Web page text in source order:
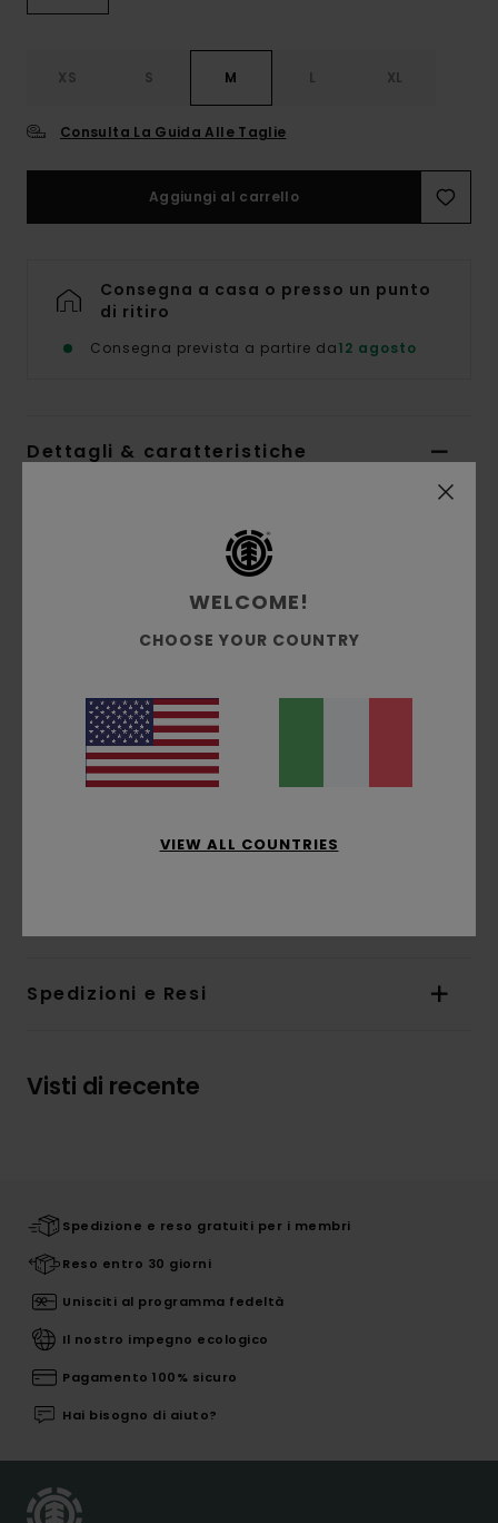
XS S M L XL
Consulta La Guida Alle Taglie
Aggiungi al carrello
Consegna a casa o presso un punto
di ritiro
Consegna prevista a partire da12 agosto
Dettagli & caratteristiche
Codice colore
vestibilità:vestibilità regular
Collo:Girocollo
Marcatura:stampa a base d'acqua davanti e
seconda della posizione della stampa
Spedizioni e Resi
Visti di recente
Spedizione e reso gratuiti per i membri
Reso entro 30 giorni
Unisciti al programma fedeltà
Il nostro impegno ecologico
Pagamento 100% sicuro
Hai bisogno di aiuto?
WELCOME!
CHOOSE YOUR COUNTRY
VIEW ALL COUNTRIES